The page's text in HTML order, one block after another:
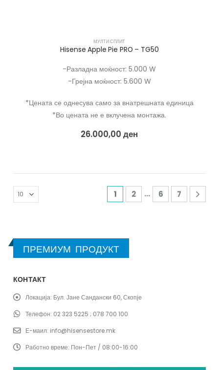
МУЛТИ СПЛИТ
Hisense Apple Pie PRO – TG50
-Разладна моќност: 5.000 W
-Грејна моќност: 5.600 W
*Цената се однесува само за внатрешната единица
*Во цената не е вклучена монтажа.
26.000,00ден
1 2 … 6 7
ПРЕМИУМ ПРОДУКТ
КОНТАКТ
Локација: Бул. Јане Сандански 60, Скопје
Телефон: 02 323 5225 ; 078 700 100
Е-маил: info@hisensestore.mk
Работно време: Пон-Пет / 08:00-16:00